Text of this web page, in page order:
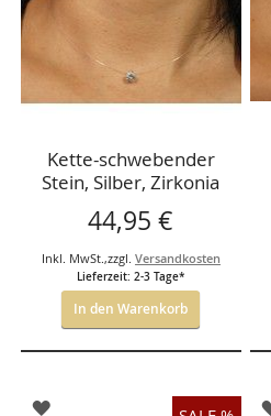
Kette-schwebender
Stein, Silber, Zirkonia
3,7mm, 38cm
44,95 €
Inkl. MwSt.,zzgl. Versandkosten
Lieferzeit: 2-3 Tage*
In den Warenkorb
ZUR